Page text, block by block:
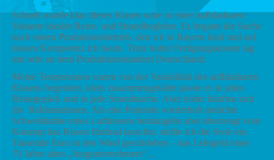
Schnell wurde klar, dieses Kissen wäre in einer aufblasbaren
Variante idealer Reise- und Strandbegleiter. Es begann die Suche
nach einem Produktionsbetrieb, den ich in Bayern fand und auf
dessen Kompetenz ich baute. Trotz hoher Fertigungskosten lag
mir sehr an dem Produktionsstandort Deutschland.
Meine Testpersonen waren von der Variabilität des aufblasbaren
Kissens begeistert, klein zusammengefaltet passte es in jedes
Reisegepäck und in jede Strandtasche. Aber leider häuften sich
die Reklamationen. Als eine Patientin wiederholt undichte
Schweißnähte eines Luftkissens bemängelte aber überzeugt vom
Konzept das Kissen fünfmal tauschte, stellte ich die Serie ein.
Tausende Euro in den Wind geschrieben – das Lehrgeld eines
70 Jahre alten „Jungunternehmers“...